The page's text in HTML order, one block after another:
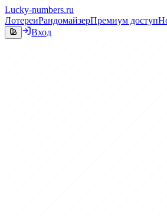
Lucky-numbers.ru
ЛотереиРандомайзерПремиум доступ
Вход